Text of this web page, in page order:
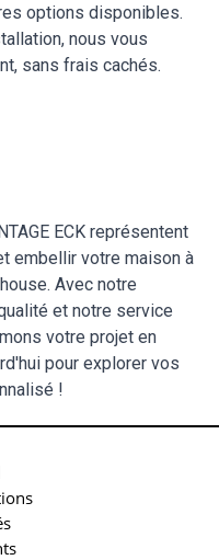
options disponibles.
nous vous
sans frais cachés.
ECK représentent
embellir votre maison à
Avec notre
et notre service
votre projet en
pour explorer vos
!